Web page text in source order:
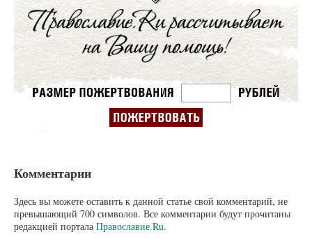
Комментарии
Здесь вы можете оставить к данной статье свой комментарий, не
превышающий 700 символов. Все комментарии будут прочитаны
редакцией портала Православие.Ru.